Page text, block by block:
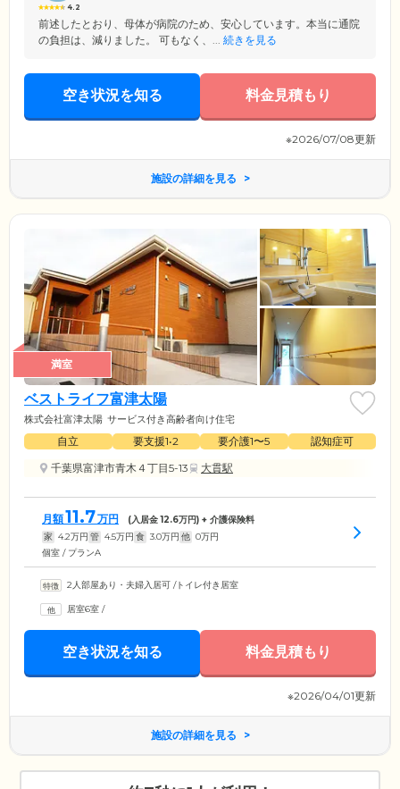
4.2
前述したとおり、母体が病院のため、安心しています。本当に通院
の負担は、減りました。 可もなく、... 続きを見る
空き状況を知る 料金見積もり
※2026/07/08更新
施設の詳細を見る
満室
ベストライフ富津太陽
株式会社富津太陽 サービス付き高齢者向け住宅
自立 要支援1•2 要介護1〜5
認知症可
千葉県富津市青木４丁目5-13
大貫駅
月額11.7万円 (入居金12.6万円) + 介護保険料
家 4.2万円 管 4.5万円 食 3.0万円 他 0万円
個室 / プランA
2人部屋あり・夫婦入居可 /トイレ付き居室
居室6室 /
空き状況を知る 料金見積もり
※2026/04/01更新
施設の詳細を見る